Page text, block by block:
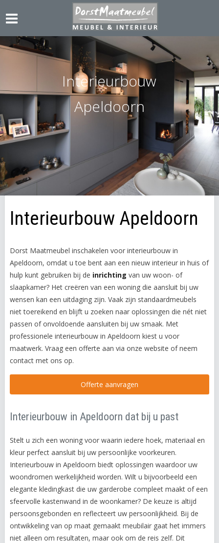
Interieurbouw
Apeldoorn
Interieurbouw Apeldoorn
Dorst Maatmeubel inschakelen voor interieurbouw in
Apeldoorn, omdat u toe bent aan een nieuw interieur in huis of
hulp kunt gebruiken bij de inrichting van uw woon- of
slaapkamer? Het creëren van een woning die aansluit bij uw
wensen kan een uitdaging zijn. Vaak zijn standaardmeubels
niet toereikend en blijft u zoeken naar oplossingen die nét niet
passen of onvoldoende aansluiten bij uw smaak. Met
professionele interieurbouw in Apeldoorn kiest u voor
maatwerk. Vraag een offerte aan via onze website of neem
contact met ons op.
Offerte aanvragen
Interieurbouw in Apeldoorn dat bij u past
Stelt u zich een woning voor waarin iedere hoek, materiaal en
kleur perfect aansluit bij uw persoonlijke voorkeuren.
Interieurbouw in Apeldoorn biedt oplossingen waardoor uw
woondromen werkelijkheid worden. Wilt u bijvoorbeeld een
elegante kledingkast die uw garderobe compleet maakt of een
sfeervolle kastenwand in de woonkamer? De keuze is altijd
persoonsgebonden en reflecteert uw persoonlijkheid. Bij de
ontwikkeling van op maat gemaakt meubilair gaat het immers
niet alleen om resultaten, maar ook om de reis zelf. Dit